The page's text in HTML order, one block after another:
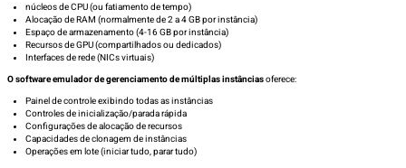
núcleos de CPU (ou fatiamento de tempo)
Alocação de RAM (normalmente de 2 a 4 GB por instância)
Espaço de armazenamento (4-16 GB por instância)
Recursos de GPU (compartilhados ou dedicados)
Interfaces de rede (NICs virtuais)
O software emulador de gerenciamento de múltiplas instânciasoferece:
Painel de controle exibindo todas as instâncias
Controles de inicialização/parada rápida
Configurações de alocação de recursos
Capacidades de clonagem de instâncias
Operações em lote (iniciar tudo, parar tudo)